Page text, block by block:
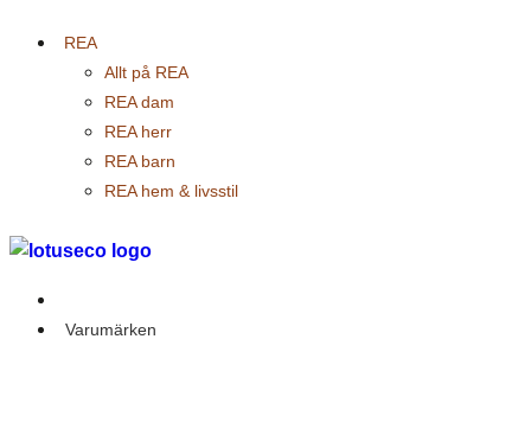
REA
Allt på REA
REA dam
REA herr
REA barn
REA hem & livsstil
Varumärken